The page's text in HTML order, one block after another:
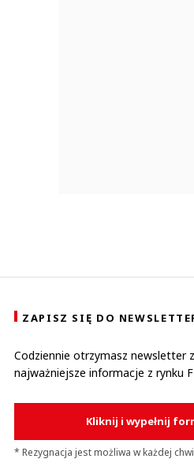
ZAPISZ SIĘ DO
Codziennie otrzymasz newsletter
najważniejsze informacje z rynku
Kliknij i wypełnij
* Rezygnacja jest możliwa w każdej